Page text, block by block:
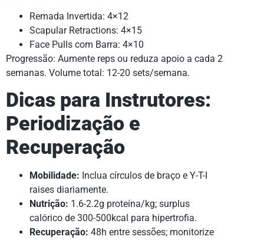
Remada Invertida: 4×12
Scapular Retractions: 4×15
Face Pulls com Barra: 4×10
Progressão: Aumente reps ou reduza apoio a cada 2
semanas. Volume total: 12-20 sets/semana.
Dicas para Instrutores:
Periodização e
Recuperação
Mobilidade: Inclua círculos de braço e Y-T-I
raises diariamente.
Nutrição: 1.6-2.2g proteína/kg; surplus
calórico de 300-500kcal para hipertrofia.
Recuperação: 48h entre sessões; monitorize